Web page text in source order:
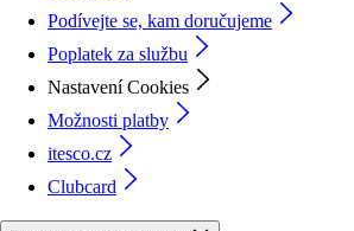
Podívejte se, kam doručujeme
Poplatek za službu
Nastavení Cookies
Možnosti platby
itesco.cz
Clubcard